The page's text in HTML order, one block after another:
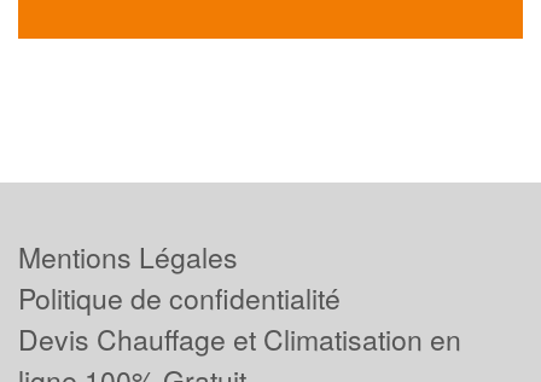
Mentions Légales
Politique de confidentialité
Devis Chauffage et Climatisation en